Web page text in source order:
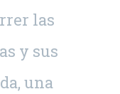
las
y sus
una